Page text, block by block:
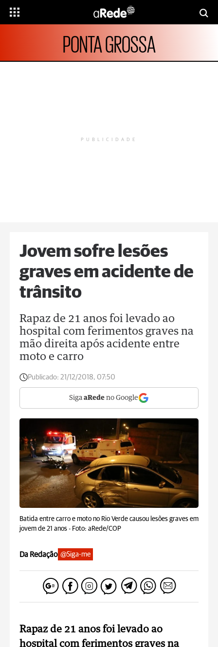
PONTA GROSSA
PUBLICIDADE
Jovem sofre lesões
graves em acidente de
trânsito
Rapaz de 21 anos foi levado ao
hospital com ferimentos graves na
mão direita após acidente entre
moto e carro
Publicado: 21/12/2018, 07:50
Siga aRede no Google
Batida entre carro e moto no Rio Verde causou lesões graves em
jovem de 21 anos - Foto: aRede/COP
Da Redação @Siga-me
Rapaz de 21 anos foi levado ao
hospital com ferimentos graves na